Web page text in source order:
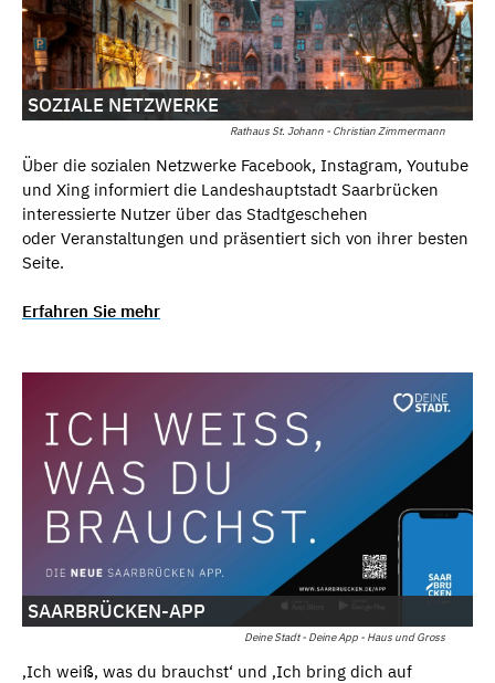
Rathaus St. Johann - Christian Zimmermann
SOZIALE NETZWERKE
Über die sozialen Netzwerke Facebook, Instagram, Youtube
und Xing informiert die Landeshauptstadt Saarbrücken
interessierte Nutzer über das Stadtgeschehen
oder Veranstaltungen und präsentiert sich von ihrer besten
Seite.
Erfahren Sie mehr
Deine Stadt - Deine App - Haus und Gross
SAARBRÜCKEN-APP
‚Ich weiß, was du brauchst‘ und ‚Ich bring dich auf